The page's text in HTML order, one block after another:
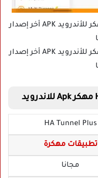
HA Tunnel Plus
تطبيقات مهكرة
مجانا